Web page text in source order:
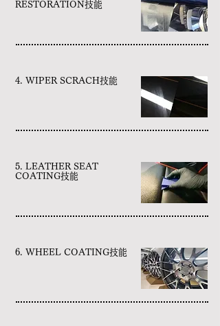
RESTORATION技能
4. WIPER SCRACH技能
5. LEATHER SEAT
COATING技能
6. WHEEL COATING技能